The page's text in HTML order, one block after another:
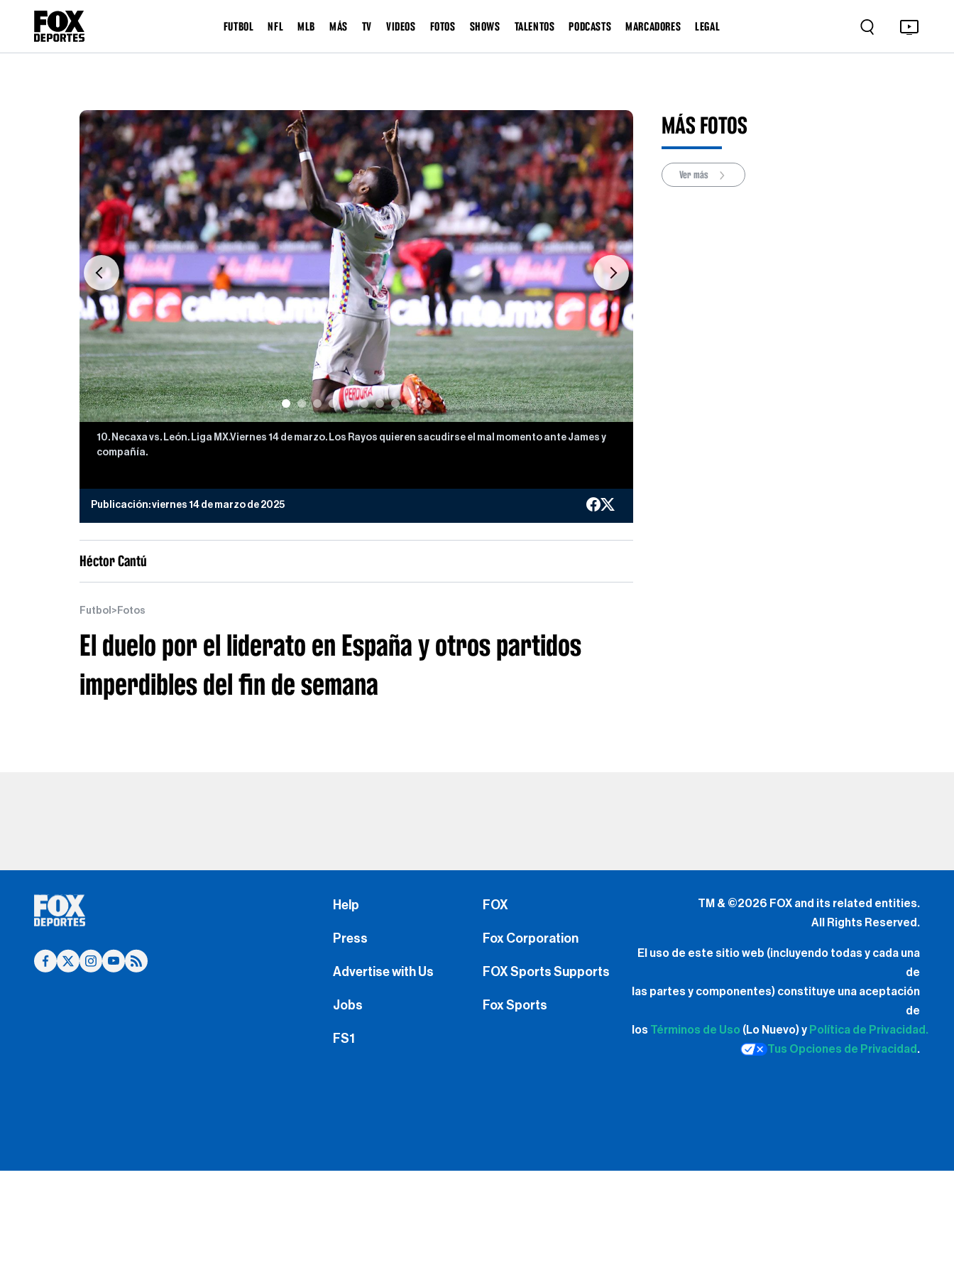
FUTBOL NFL MLB MÁS TV VIDEOS FOTOS SHOWS TALENTOS PODCASTS MARCADORES LEGAL
Previous Next
10. Necaxa vs. León. Liga MX.Viernes 14 de marzo. Los Rayos quieren sacudirse el mal momento ante James y
compañía.
Publicación:viernes 14 de marzo de 2025
Héctor Cantú
Futbol > Fotos
El duelo por el liderato en España y otros partidos
imperdibles del fin de semana
MÁS FOTOS
Ver más
Help
Press
Advertise with Us
Jobs
FS1
FOX
Fox Corporation
FOX Sports Supports
Fox Sports
TM & ©2026 FOX and its related entities.
All Rights Reserved.
El uso de este sitio web (incluyendo todas y cada una
de
las partes y componentes) constituye una aceptación
de
los Términos de Uso (Lo Nuevo) y Política de Privacidad.
Tus Opciones de Privacidad .